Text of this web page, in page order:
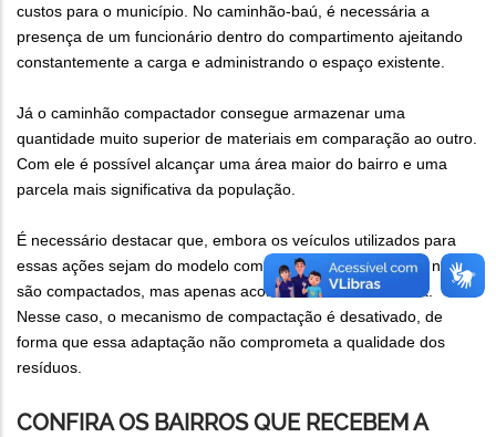
custos para o município. No caminhão-baú, é necessária a
presença de um funcionário dentro do compartimento ajeitando
constantemente a carga e administrando o espaço existente.
Já o caminhão compactador consegue armazenar uma
quantidade muito superior de materiais em comparação ao outro.
Com ele é possível alcançar uma área maior do bairro e uma
parcela mais significativa da população.
É necessário destacar que, embora os veículos utilizados para
essas ações sejam do modelo compactador, os recicláveis não
são compactados, mas apenas acomodados na carroceria.
Nesse caso, o mecanismo de compactação é desativado, de
forma que essa adaptação não comprometa a qualidade dos
resíduos.
CONFIRA OS BAIRROS QUE RECEBEM A